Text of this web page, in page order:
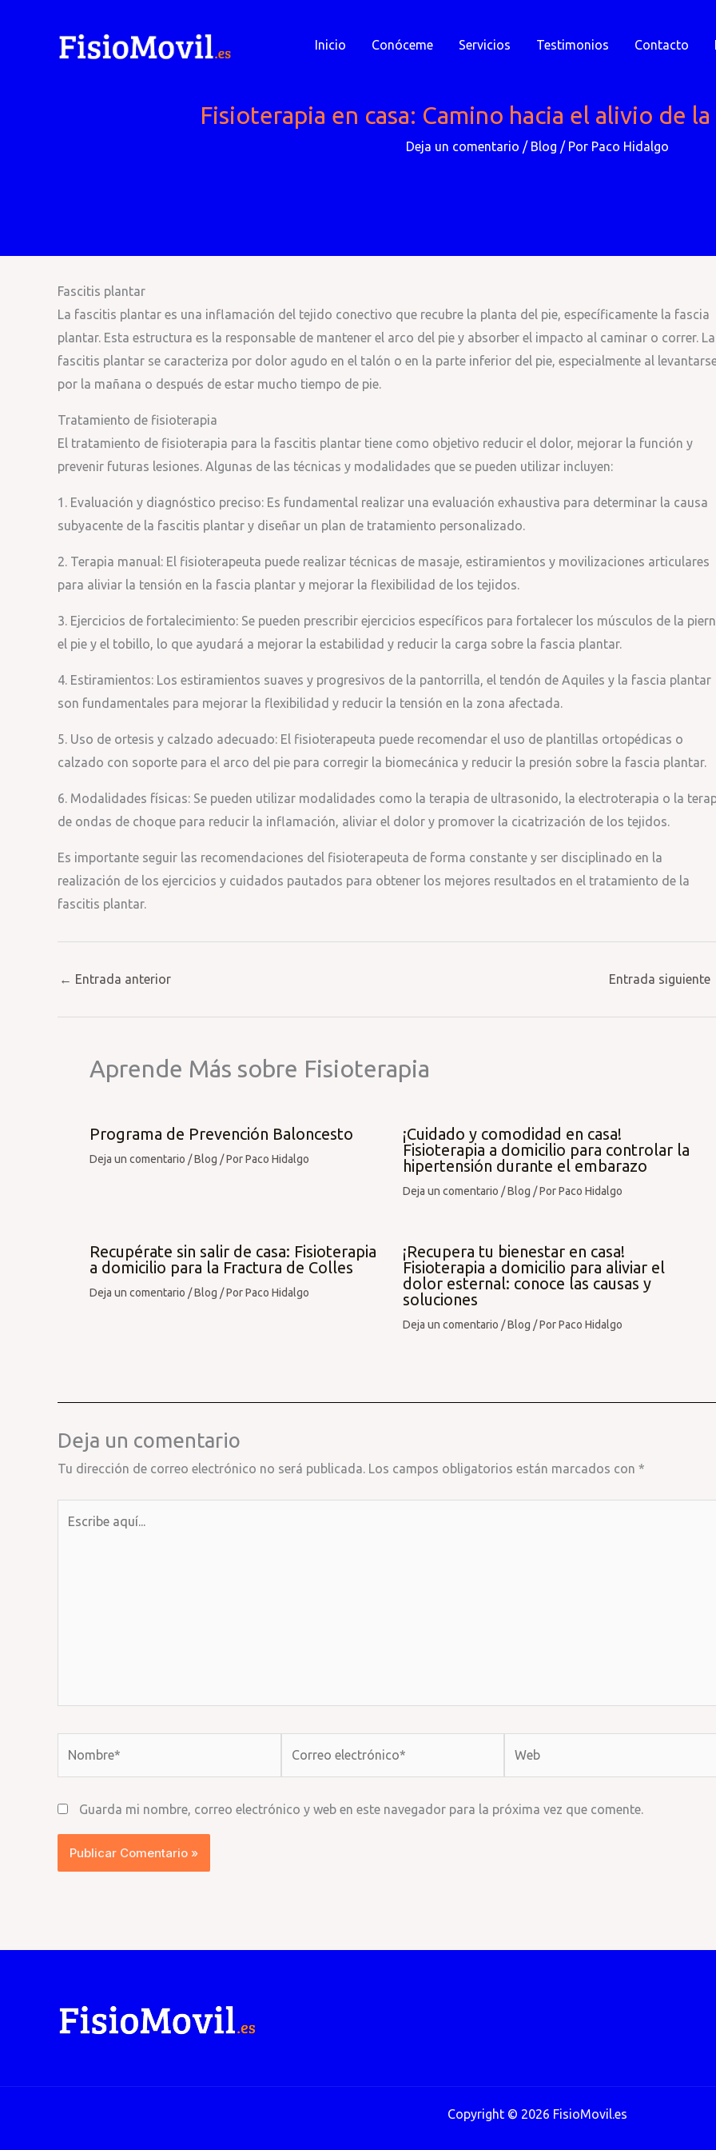
Inicio Conóceme Servicios Testimonios Contacto
Fisioterapia en casa: Camino hacia el alivio de
Deja un comentario / Blog / Por Paco Hidalgo
Fascitis plantar
La fascitis plantar es una inflamación del tejido conectivo que recubre la planta del pie, específicamente la fascia
plantar. Esta estructura es la responsable de mantener el arco del pie y absorber el impacto al caminar o correr. La
fascitis plantar se caracteriza por dolor agudo en el talón o en la parte inferior del pie, especialmente al
por la mañana o después de estar mucho tiempo de pie.
Tratamiento de fisioterapia
El tratamiento de fisioterapia para la fascitis plantar tiene como objetivo reducir el dolor, mejorar la función y
prevenir futuras lesiones. Algunas de las técnicas y modalidades que se pueden utilizar incluyen:
1. Evaluación y diagnóstico preciso: Es fundamental realizar una evaluación exhaustiva para determinar la causa
subyacente de la fascitis plantar y diseñar un plan de tratamiento personalizado.
2. Terapia manual: El fisioterapeuta puede realizar técnicas de masaje, estiramientos y movilizaciones articulares
para aliviar la tensión en la fascia plantar y mejorar la flexibilidad de los tejidos.
3. Ejercicios de fortalecimiento: Se pueden prescribir ejercicios específicos para fortalecer los músculos de la
el pie y el tobillo, lo que ayudará a mejorar la estabilidad y reducir la carga sobre la fascia plantar.
4. Estiramientos: Los estiramientos suaves y progresivos de la pantorrilla, el tendón de Aquiles y la fascia plantar
son fundamentales para mejorar la flexibilidad y reducir la tensión en la zona afectada.
5. Uso de ortesis y calzado adecuado: El fisioterapeuta puede recomendar el uso de plantillas ortopédicas o
calzado con soporte para el arco del pie para corregir la biomecánica y reducir la presión sobre la fascia plantar.
6. Modalidades físicas: Se pueden utilizar modalidades como la terapia de ultrasonido, la electroterapia o la
de ondas de choque para reducir la inflamación, aliviar el dolor y promover la cicatrización de los tejidos.
Es importante seguir las recomendaciones del fisioterapeuta de forma constante y ser disciplinado en la
realización de los ejercicios y cuidados pautados para obtener los mejores resultados en el tratamiento de la
fascitis plantar.
← Entrada anterior Entrada siguiente
Aprende Más sobre Fisioterapia
Programa de Prevención Baloncesto
Deja un comentario /Blog / PorPaco Hidalgo
¡Cuidado y comodidad en casa!
Fisioterapia a domicilio para controlar la
hipertensión durante el embarazo
Deja un comentario /Blog / PorPaco Hidalgo
Recupérate sin salir de casa: Fisioterapia
a domicilio para la Fractura de Colles
Deja un comentario /Blog / PorPaco Hidalgo
¡Recupera tu bienestar en casa!
Fisioterapia a domicilio para aliviar el
dolor esternal: conoce las causas y
soluciones
Deja un comentario /Blog / PorPaco Hidalgo
Deja un comentario
Tu dirección de correo electrónico no será publicada. Los campos obligatorios están marcados con *
Guarda mi nombre, correo electrónico y web en este navegador para la próxima vez que comente.
Copyright © 2026 FisioMovil.es